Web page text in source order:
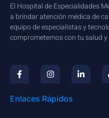
El Hospital de Especialidades
a brindar atención médica de
equipo de especialistas y
comprometemos con tu salud y
Enlaces Rápidos